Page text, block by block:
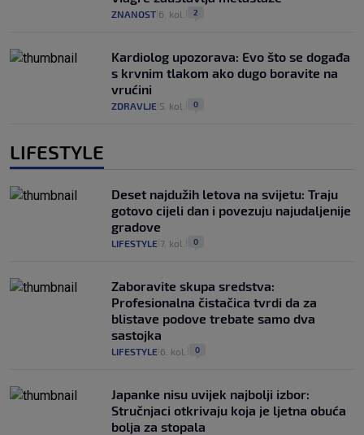
ZNANOST 6. kol. 2
Kardiolog upozorava: Evo što se događa
s krvnim tlakom ako dugo boravite na
vrućini
ZDRAVLJE 5. kol. 0
LIFESTYLE
Deset najdužih letova na svijetu: Traju
gotovo cijeli dan i povezuju najudaljenije
gradove
LIFESTYLE 7. kol. 0
Zaboravite skupa sredstva:
Profesionalna čistačica tvrdi da za
blistave podove trebate samo dva
sastojka
LIFESTYLE 6. kol. 0
Japanke nisu uvijek najbolji izbor:
Stručnjaci otkrivaju koja je ljetna obuća
bolja za stopala